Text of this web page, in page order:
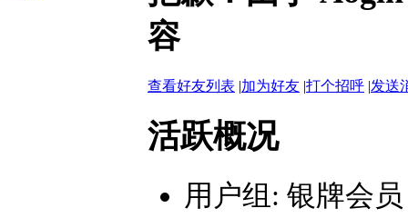
容
查看好友列表 |加为好友 |打个招呼 |发送
活跃概况
用户组: 银牌会员